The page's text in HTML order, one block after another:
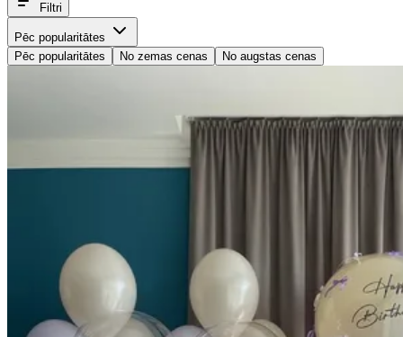
Filtri
Pēc popularitātes
Pēc popularitātes
No zemas cenas No augstas cenas